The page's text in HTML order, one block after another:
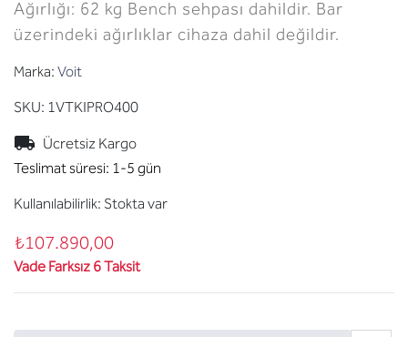
Ağırlığı: 62 kg Bench sehpası dahildir. Bar
üzerindeki ağırlıklar cihaza dahil değildir.
Marka: Voit
SKU: 1VTKIPRO400
Ücretsiz Kargo
Teslimat süresi: 1-5 gün
Kullanılabilirlik: Stokta var
₺107.890,00
Vade Farksız 6 Taksit